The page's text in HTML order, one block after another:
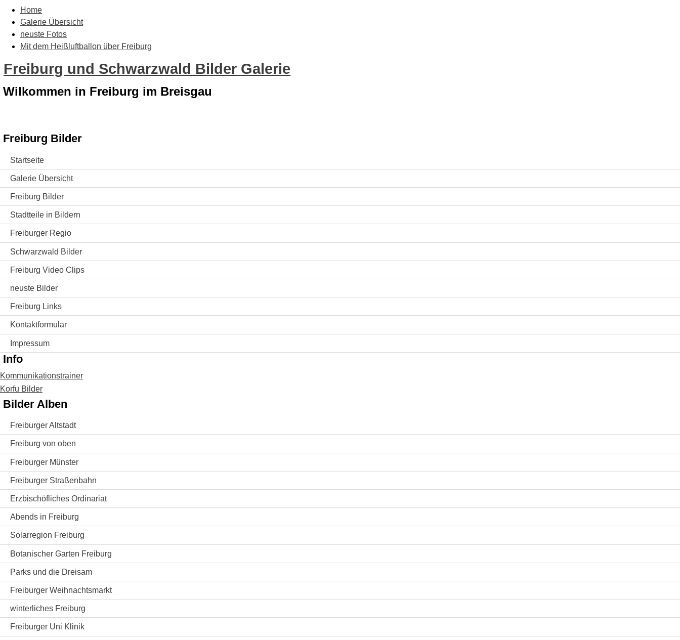
Home
Galerie Übersicht
neuste Fotos
Mit dem Heißluftballon über Freiburg
Freiburg und Schwarzwald Bilder Galerie
Wilkommen in Freiburg im Breisgau
Freiburg Bilder
Startseite
Galerie Übersicht
Freiburg Bilder
Stadtteile in Bildern
Freiburger Regio
Schwarzwald Bilder
Freiburg Video Clips
neuste Bilder
Freiburg Links
Kontaktformular
Impressum
Info
Kommunikationstrainer
Korfu Bilder
Bilder Alben
Freiburger Altstadt
Freiburg von oben
Freiburger Münster
Freiburger Straßenbahn
Erzbischöfliches Ordinariat
Abends in Freiburg
Solarregion Freiburg
Botanischer Garten Freiburg
Parks und die Dreisam
Freiburger Weihnachtsmarkt
winterliches Freiburg
Freiburger Uni Klinik